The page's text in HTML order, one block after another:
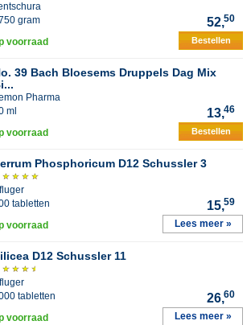
gram
52,50
voorraad Bestellen
39 Bach Bloesems Druppels Dag Mix
Pharma
ml
13,46
voorraad Bestellen
Phosphoricum D12 Schussler 3
tabletten
15,59
voorraad Lees meer »
D12 Schussler 11
tabletten
26,60
voorraad Lees meer »